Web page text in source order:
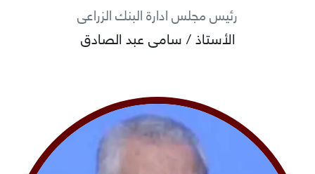
رئيس مجلس ادارة البنك الزراعى
الأستاذ / سامى عبد الصادق